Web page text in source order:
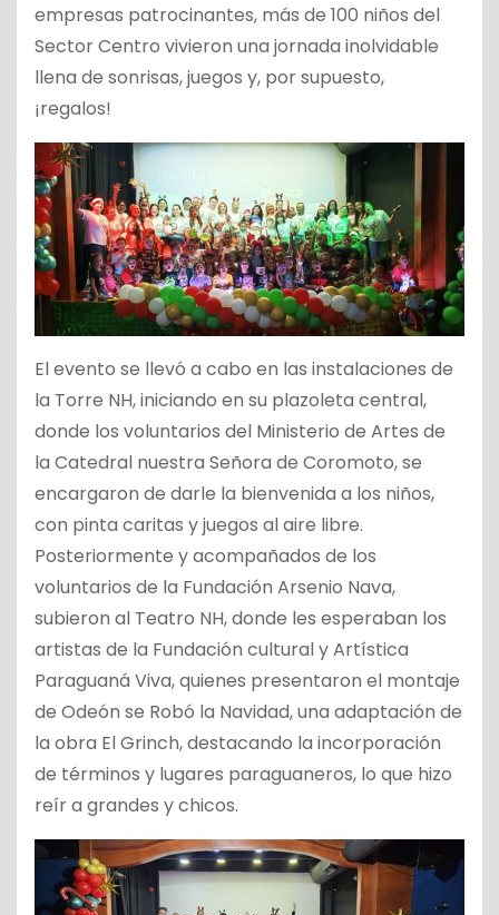
empresas patrocinantes, más de 100 niños del
Sector Centro vivieron una jornada inolvidable
llena de sonrisas, juegos y, por supuesto,
¡regalos!
El evento se llevó a cabo en las instalaciones de
la Torre NH, iniciando en su plazoleta central,
donde los voluntarios del Ministerio de Artes de
la Catedral nuestra Señora de Coromoto, se
encargaron de darle la bienvenida a los niños,
con pinta caritas y juegos al aire libre.
Posteriormente y acompañados de los
voluntarios de la Fundación Arsenio Nava,
subieron al Teatro NH, donde les esperaban los
artistas de la Fundación cultural y Artística
Paraguaná Viva, quienes presentaron el montaje
de Odeón se Robó la Navidad, una adaptación de
la obra El Grinch, destacando la incorporación
de términos y lugares paraguaneros, lo que hizo
reír a grandes y chicos.